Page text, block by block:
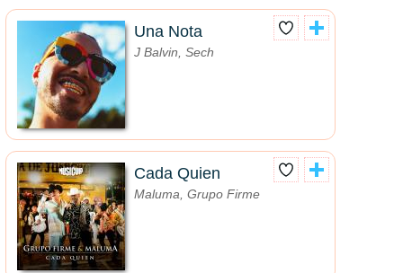
Una Nota
J Balvin, Sech
Cada Quien
Maluma, Grupo Firme